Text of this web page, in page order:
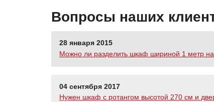
Вопросы наших
28 января 2015
Можно ли разделить шкаф шириной 1 метр
04 сентября 2017
Нужен шкаф с ротангом высотой 270 см и